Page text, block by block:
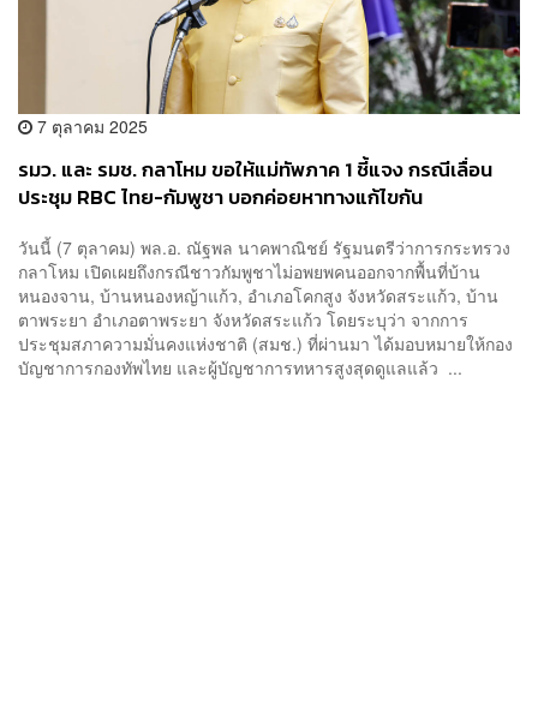
7 ตุลาคม 2025
รมว. และ รมช. กลาโหม ขอให้แม่ทัพภาค 1 ชี้แจง กรณีเลื่อน
ประชุม RBC ไทย-กัมพูชา บอกค่อยหาทางแก้ไขกัน
วันนี้ (7 ตุลาคม) พล.อ. ณัฐพล นาคพาณิชย์ รัฐมนตรีว่าการกระทรวง
กลาโหม เปิดเผยถึงกรณีชาวกัมพูชาไม่อพยพคนออกจากพื้นที่บ้าน
หนองจาน, บ้านหนองหญ้าแก้ว, อำเภอโคกสูง จังหวัดสระแก้ว, บ้าน
ตาพระยา อำเภอตาพระยา จังหวัดสระแก้ว โดยระบุว่า จากการ
ประชุมสภาความมั่นคงแห่งชาติ (สมช.) ที่ผ่านมา ได้มอบหมายให้กอง
บัญชาการกองทัพไทย และผู้บัญชาการทหารสูงสุดดูแลแล้ว ...